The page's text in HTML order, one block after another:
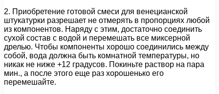
2. Приобретение готовой смеси для венецианской
штукатурки разрешает не отмерять в пропорциях любой
из компонентов. Наряду с этим, достаточно соединить
сухой состав с водой и перемешать все миксерной
дрелью. Чтобы компоненты хорошо соединились между
собой, вода должна быть комнатной температуры, но
никак не ниже +12 градусов. Покиньте раствор на пара
мин., а после этого еще раз хорошенько его
перемешайте.